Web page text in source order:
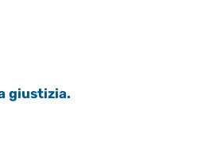
giustizia.